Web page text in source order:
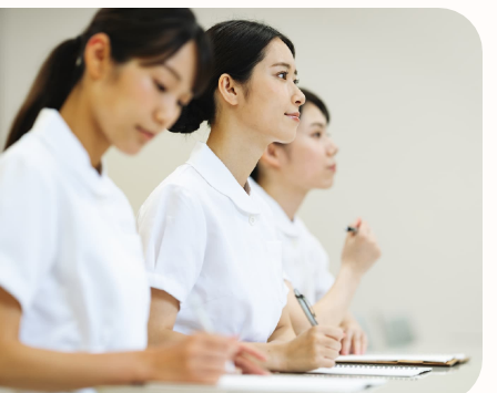
済生会について
済生会看護部について